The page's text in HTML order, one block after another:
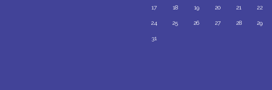
17 18 19 20 21 22
24 25 26 27 28 29
31